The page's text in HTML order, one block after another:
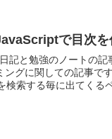
で目次を
記と勉強のノートの記
ングに関しての記事で
検索する毎に出てくる